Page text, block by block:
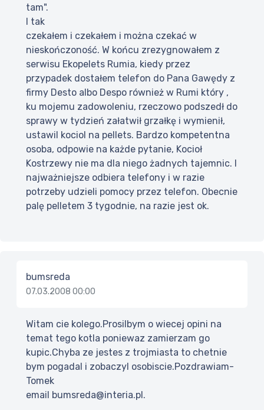
tam".
I tak
czekałem i czekałem i można czekać w
nieskończoność. W końcu zrezygnowałem z
serwisu Ekopelets Rumia, kiedy przez
przypadek dostałem telefon do Pana Gawędy z
firmy Desto albo Despo również w Rumi który ,
ku mojemu zadowoleniu, rzeczowo podszedł do
sprawy w tydzień załatwił grzałkę i wymienił,
ustawil kociol na pellets. Bardzo kompetentna
osoba, odpowie na każde pytanie, Kocioł
Kostrzewy nie ma dla niego żadnych tajemnic. I
najważniejsze odbiera telefony i w razie
potrzeby udzieli pomocy przez telefon. Obecnie
palę pelletem 3 tygodnie, na razie jest ok.
bumsreda
07.03.2008 00:00
Witam cie kolego.Prosilbym o wiecej opini na
temat tego kotla poniewaz zamierzam go
kupic.Chyba ze jestes z trojmiasta to chetnie
bym pogadal i zobaczyl osobiscie.Pozdrawiam-
Tomek
email bumsreda@interia.pl.